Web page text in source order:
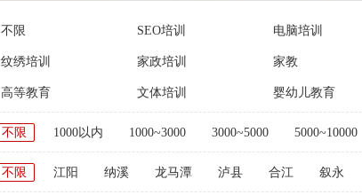
不限 SEO培训 电脑培训
纹绣培训 家政培训 家教
高等教育 文体培训 婴幼儿教育
不限 1000以内 1000~3000 3000~5000 5000~10000
不限 江阳 纳溪 龙马潭 泸县 合江 叙永